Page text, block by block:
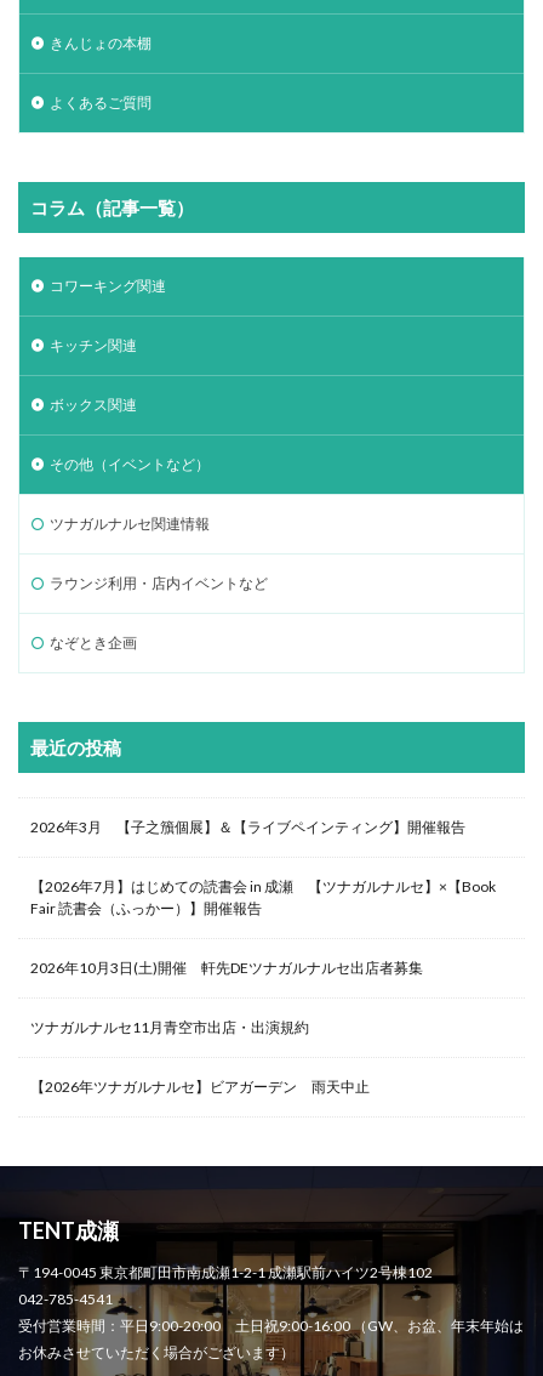
きんじょの本棚
よくあるご質問
コラム（記事一覧）
コワーキング関連
キッチン関連
ボックス関連
その他（イベントなど）
ツナガルナルセ関連情報
ラウンジ利用・店内イベントなど
なぞとき企画
最近の投稿
2026年3月 【子之籏個展】＆【ライブペインティング】開催報告
【2026年7月】はじめての読書会 in 成瀬 【ツナガルナルセ】×【Book
Fair 読書会（ふっかー）】開催報告
2026年10月3日(土)開催 軒先DEツナガルナルセ出店者募集
ツナガルナルセ11月青空市出店・出演規約
【2026年ツナガルナルセ】ビアガーデン 雨天中止
TENT成瀬
〒194-0045 東京都町田市南成瀬1-2-1 成瀬駅前ハイツ2号棟102
042-785-4541
受付営業時間：平日9:00-20:00 土日祝9:00-16:00 （GW、お盆、年末年始は
お休みさせていただく場合がございます）